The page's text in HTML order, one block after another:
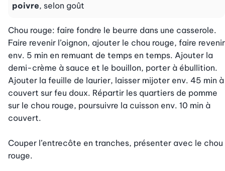
poivre, selon goût
Chou rouge: faire fondre le beurre dans une casserole.
Faire revenir l’oignon, ajouter le chou rouge, faire revenir
env. 5 min en remuant de temps en temps. Ajouter la
demi-crème à sauce et le bouillon, porter à ébullition.
Ajouter la feuille de laurier, laisser mijoter env. 45 min à
couvert sur feu doux. Répartir les quartiers de pomme
sur le chou rouge, poursuivre la cuisson env. 10 min à
couvert.
Couper l’entrecôte en tranches, présenter avec le chou
rouge.